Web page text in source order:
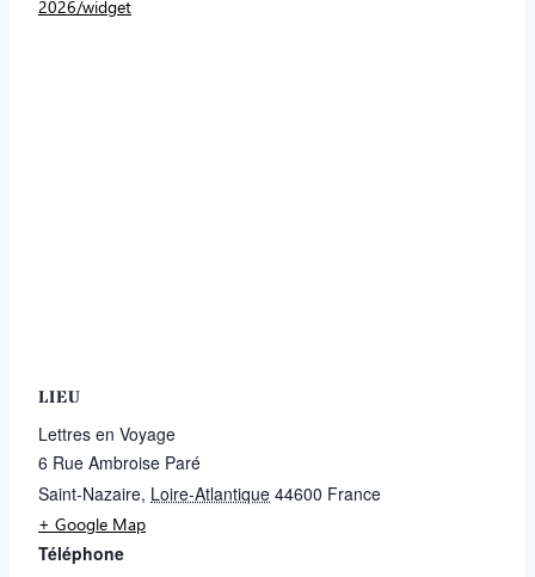
2026/widget
LIEU
Lettres en Voyage
6 Rue Ambroise Paré
Saint-Nazaire, Loire-Atlantique 44600 France
+ Google Map
Téléphone